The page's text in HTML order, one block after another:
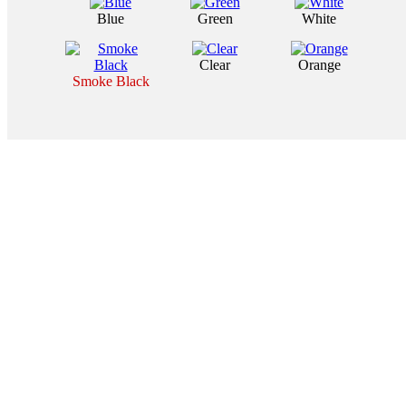
Blue Green White
Smoke Black
Clear Orange